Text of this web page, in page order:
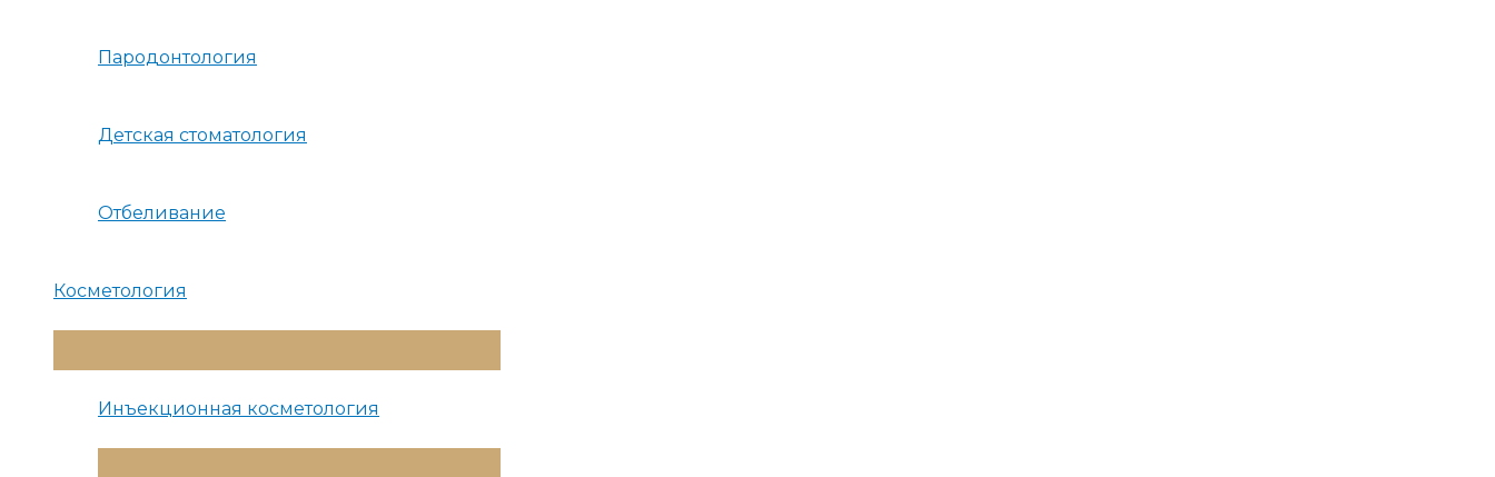
Пародонтология
Детская стоматология
Отбеливание
Косметология
Меню
Инъекционная косметология